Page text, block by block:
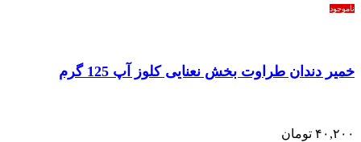
ناموجود
خمیر دندان طراوت بخش نعنایی کلوز آپ 125 گرم
۴۰,۲۰۰ تومان